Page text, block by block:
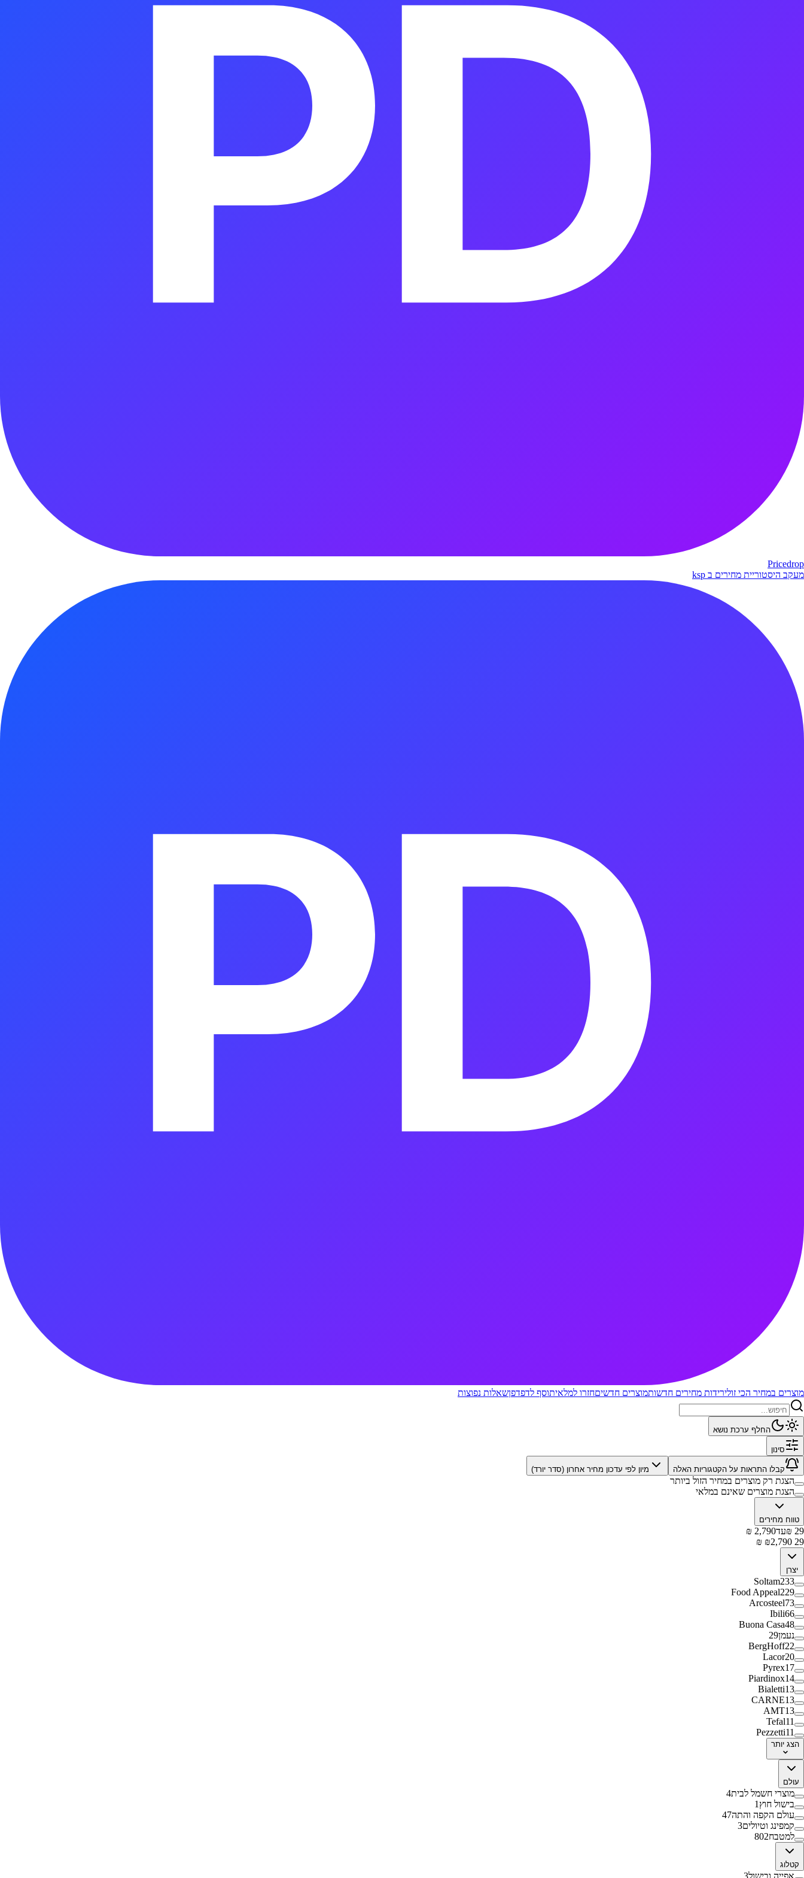
Pricedrop
מעקב היסטוריית מחירים ב ksp
מוצרים במחיר הכי זולירידות מחירים חדשותמוצרים חדשיםחזרו למלאיתוסף לדפדפןשאלות נפוצות
החלף ערכת נושא
סינון
קבלו התראות על הקטגוריות האלה מיון לפי עדכון מחיר אחרון (סדר יורד)
הצגת רק מוצרים במחיר הזול ביותר
הצגת מוצרים שאינם במלאי
טווח מחירים
29
₪עד2,790
₪
29
2,790
₪
יצרן
Soltam233
Food Appeal229
Arcosteel73
Ibili66
Buona Casa48
נעמן29
BergHoff22
Lacor20
Pyrex17
Piardinox14
Bialetti13
CARNE13
AMT13
Tefal11
Pezzetti11
הצג יותר
עולם
מוצרי חשמל לבית4
בישול חוץ 1
עולם הקפה והתה47
קמפינג וטיולים3
למטבח802
קטלוג
אפייה ובישול3